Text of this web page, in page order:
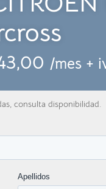
/mes +
consulta disponibilidad.